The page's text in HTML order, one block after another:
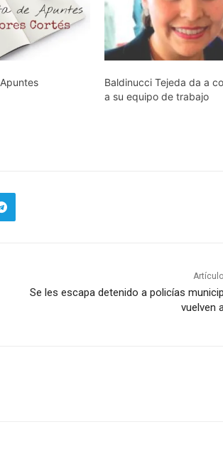
Baldinucci Tejeda da a
a su equipo de trabajo
Se les escapa detenido a policías
vuelven